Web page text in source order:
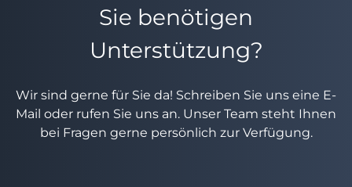
Sie benötigen
Unterstützung?
Wir sind gerne für Sie da! Schreiben Sie uns eine E-
Mail oder rufen Sie uns an. Unser Team steht Ihnen
bei Fragen gerne persönlich zur Verfügung.